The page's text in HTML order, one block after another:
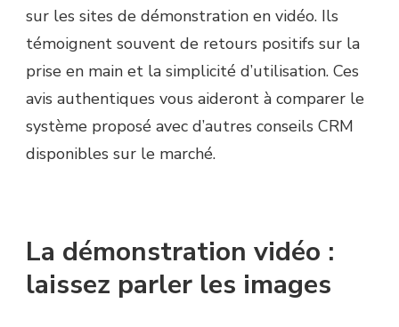
sur les sites de démonstration en vidéo. Ils
témoignent souvent de retours positifs sur la
prise en main et la simplicité d’utilisation. Ces
avis authentiques vous aideront à comparer le
système proposé avec d’autres conseils CRM
disponibles sur le marché.
La démonstration vidéo :
laissez parler les images